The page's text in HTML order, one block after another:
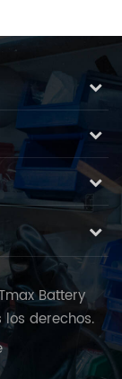
de
batería
Battery
los derechos.